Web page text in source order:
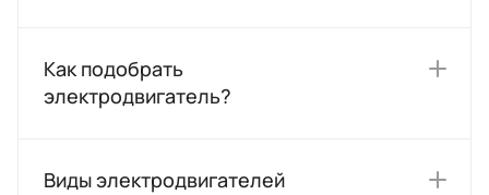
Как подобрать
электродвигатель?
Виды электродвигателей